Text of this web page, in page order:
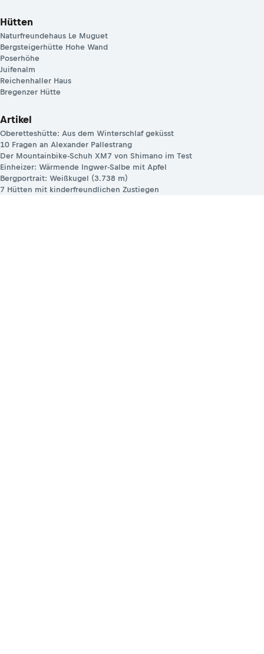
Hütten
Naturfreundehaus Le Muguet
Bergsteigerhütte Hohe Wand
Poserhöhe
Juifenalm
Reichenhaller Haus
Bregenzer Hütte
Artikel
Oberetteshütte: Aus dem Winterschlaf geküsst
10 Fragen an Alexander Pallestrang
Der Mountainbike-Schuh XM7 von Shimano im Test
Einheizer: Wärmende Ingwer-Salbe mit Apfel
Bergportrait: Weißkugel (3.738 m)
7 Hütten mit kinderfreundlichen Zustiegen